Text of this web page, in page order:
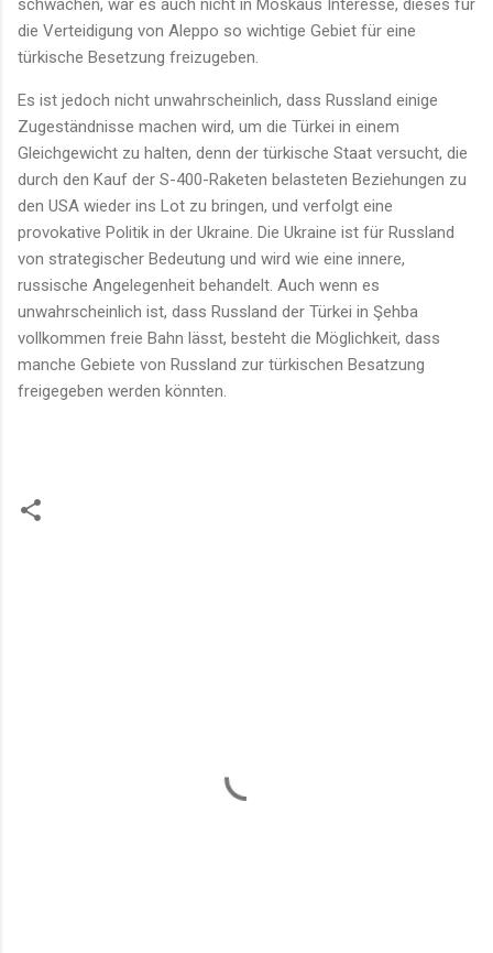
schwächen, war es auch nicht in Moskaus Interesse, dieses für
die Verteidigung von Aleppo so wichtige Gebiet für eine
türkische Besetzung freizugeben.
Es ist jedoch nicht unwahrscheinlich, dass Russland einige
Zugeständnisse machen wird, um die Türkei in einem
Gleichgewicht zu halten, denn der türkische Staat versucht, die
durch den Kauf der S-400-Raketen belasteten Beziehungen zu
den USA wieder ins Lot zu bringen, und verfolgt eine
provokative Politik in der Ukraine. Die Ukraine ist für Russland
von strategischer Bedeutung und wird wie eine innere,
russische Angelegenheit behandelt. Auch wenn es
unwahrscheinlich ist, dass Russland der Türkei in Şehba
vollkommen freie Bahn lässt, besteht die Möglichkeit, dass
manche Gebiete von Russland zur türkischen Besatzung
freigegeben werden könnten.